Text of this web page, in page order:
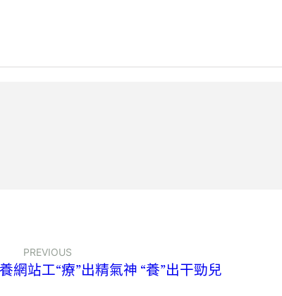
PREVIOUS
網站工“療”出精氣神 “養”出干勁兒